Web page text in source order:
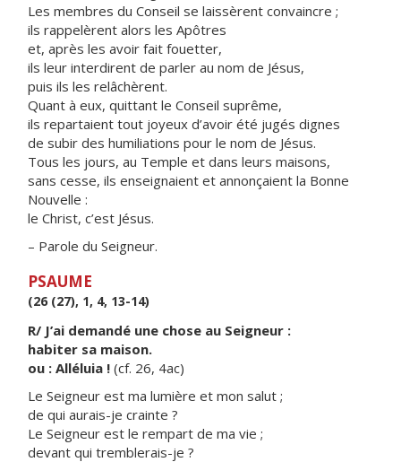
Les membres du Conseil se laissèrent convaincre ;
ils rappelèrent alors les Apôtres
et, après les avoir fait fouetter,
ils leur interdirent de parler au nom de Jésus,
puis ils les relâchèrent.
Quant à eux, quittant le Conseil suprême,
ils repartaient tout joyeux d’avoir été jugés dignes
de subir des humiliations pour le nom de Jésus.
Tous les jours, au Temple et dans leurs maisons,
sans cesse, ils enseignaient et annonçaient la Bonne
Nouvelle :
le Christ, c’est Jésus.
– Parole du Seigneur.
PSAUME
(26 (27), 1, 4, 13-14)
R/ J’ai demandé une chose au Seigneur :
habiter sa maison.
ou : Alléluia ! (cf. 26, 4ac)
Le Seigneur est ma lumière et mon salut ;
de qui aurais-je crainte ?
Le Seigneur est le rempart de ma vie ;
devant qui tremblerais-je ?